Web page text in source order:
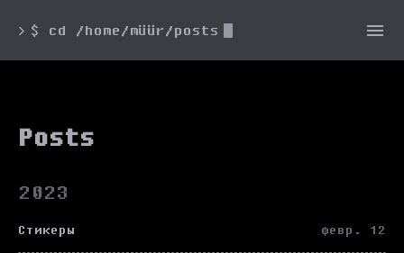
> $ cd /home/müür/posts
Posts
2023
Стикеры февр. 12